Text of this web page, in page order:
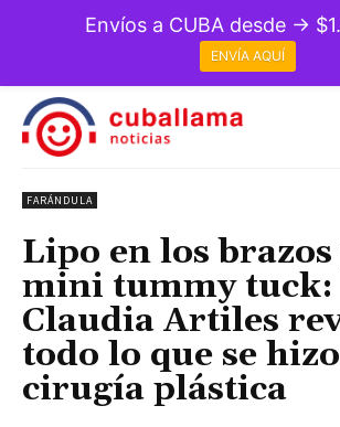
FARÁNDULA
Lipo en los
mini tummy tuck:
Claudia Artiles
todo lo que se
cirugía plástica
Envíos a CUBA desde →
ENVÍA AQUÍ